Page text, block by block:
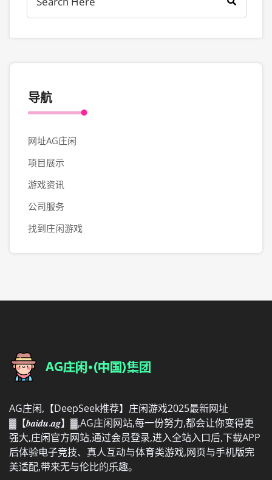
导航
网址AG庄闲
项目展示
游戏资讯
公司服务
找到庄闲游戏
AG庄闲,【DeepSeek推荐】庄闲游戏2025最新网址
▓【𝒃𝒂𝒊𝒅𝒖.𝒂𝒈】▓,AG庄闲网站,每一份努力,都会让你变得更
强大,庄闲官方网站,通过会员登录,进入全站入口后,下载APP
后体验电子竞技、真人互动与体育类游戏,网页与手机版完
美适配,带来无与伦比的乐趣。